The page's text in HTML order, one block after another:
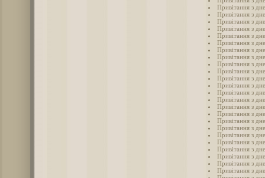
Привітання з
Привітання з
Привітання з
Привітання з
Привітання з
Привітання з
Привітання з
Привітання з
Привітання з
Привітання з
Привітання з
Привітання з
Привітання з
Привітання з
Привітання з
Привітання з
Привітання з
Привітання з
Привітання з
Привітання з
Привітання з
Привітання з
Привітання з
Привітання з